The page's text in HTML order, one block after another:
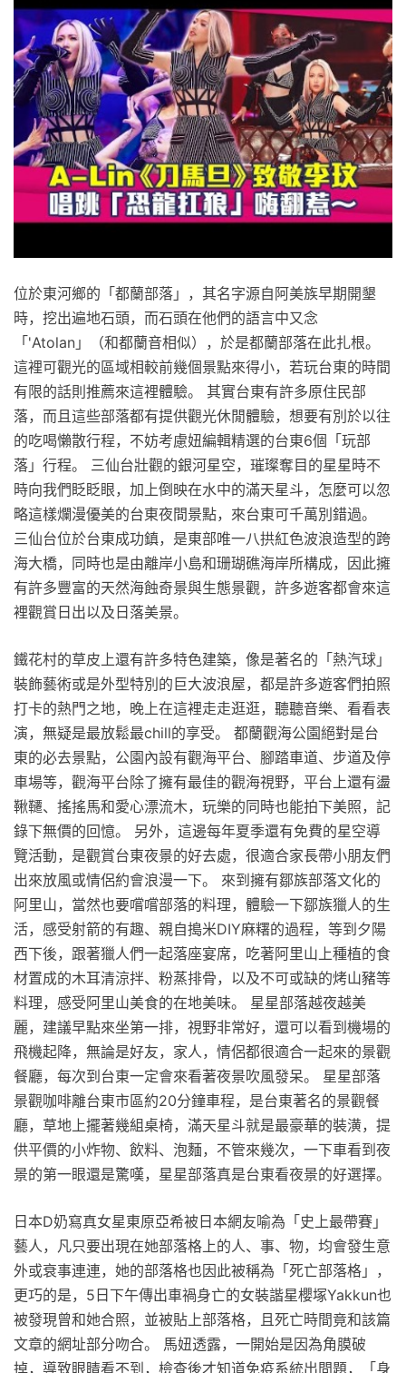
位於東河鄉的「都蘭部落」，其名字源自阿美族早期開墾
時，挖出遍地石頭，而石頭在他們的語言中又念
「'Atolan」（和都蘭音相似），於是都蘭部落在此扎根。
這裡可觀光的區域相較前幾個景點來得小，若玩台東的時間
有限的話則推薦來這裡體驗。 其實台東有許多原住民部
落，而且這些部落都有提供觀光休閒體驗，想要有別於以往
的吃喝懶散行程，不妨考慮妞編輯精選的台東6個「玩部
落」行程。 三仙台壯觀的銀河星空，璀璨奪目的星星時不
時向我們眨眨眼，加上倒映在水中的滿天星斗，怎麼可以忽
略這樣爛漫優美的台東夜間景點，來台東可千萬別錯過。
三仙台位於台東成功鎮，是東部唯一八拱紅色波浪造型的跨
海大橋，同時也是由離岸小島和珊瑚礁海岸所構成，因此擁
有許多豐富的天然海蝕奇景與生態景觀，許多遊客都會來這
裡觀賞日出以及日落美景。
鐵花村的草皮上還有許多特色建築，像是著名的「熱汽球」
裝飾藝術或是外型特別的巨大波浪屋，都是許多遊客們拍照
打卡的熱門之地，晚上在這裡走走逛逛，聽聽音樂、看看表
演，無疑是最放鬆最chill的享受。 都蘭觀海公園絕對是台
東的必去景點，公園內設有觀海平台、腳踏車道、步道及停
車場等，觀海平台除了擁有最佳的觀海視野，平台上還有盪
鞦韆、搖搖馬和愛心漂流木，玩樂的同時也能拍下美照，記
錄下無價的回憶。 另外，這邊每年夏季還有免費的星空導
覽活動，是觀賞台東夜景的好去處，很適合家長帶小朋友們
出來放風或情侶約會浪漫一下。 來到擁有鄒族部落文化的
阿里山，當然也要嚐嚐部落的料理，體驗一下鄒族獵人的生
活，感受射箭的有趣、親自搗米DIY麻糬的過程，等到夕陽
西下後，跟著獵人們一起落座宴席，吃著阿里山上種植的食
材置成的木耳清涼拌、粉蒸排骨，以及不可或缺的烤山豬等
料理，感受阿里山美食的在地美味。 星星部落越夜越美
麗，建議早點來坐第一排，視野非常好，還可以看到機場的
飛機起降，無論是好友，家人，情侶都很適合一起來的景觀
餐廳，每次到台東一定會來看著夜景吹風發呆。 星星部落
景觀咖啡離台東市區約20分鐘車程，是台東著名的景觀餐
廳，草地上擺著幾組桌椅，滿天星斗就是最豪華的裝潢，提
供平價的小炸物、飲料、泡麵，不管來幾次，一下車看到夜
景的第一眼還是驚嘆，星星部落真是台東看夜景的好選擇。
日本D奶寫真女星東原亞希被日本網友喻為「史上最帶賽」
藝人，凡只要出現在她部落格上的人、事、物，均會發生意
外或衰事連連，她的部落格也因此被稱為「死亡部落格」，
更巧的是，5日下午傳出車禍身亡的女裝諧星櫻塚Yakkun也
被發現曾和她合照，並被貼上部落格，且死亡時間竟和該篇
文章的網址部分吻合。 馬妞透露，一開始是因為角膜破
掉，導致眼睛看不到，檢查後才知道免疫系統出問題，「身